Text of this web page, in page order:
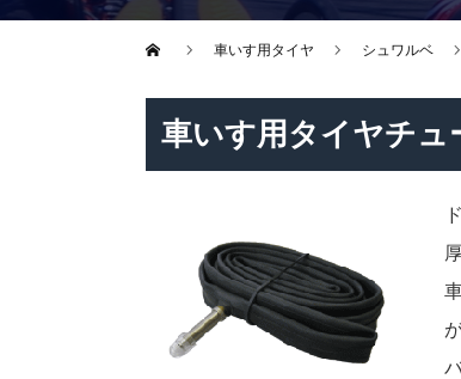
車いす用タイヤ シュワルベ
車いす用タイヤチュ